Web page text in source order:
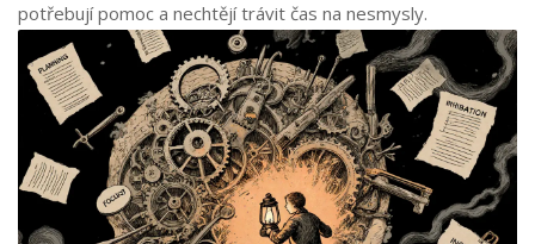
potřebují pomoc a nechtějí trávit čas na nesmysly.